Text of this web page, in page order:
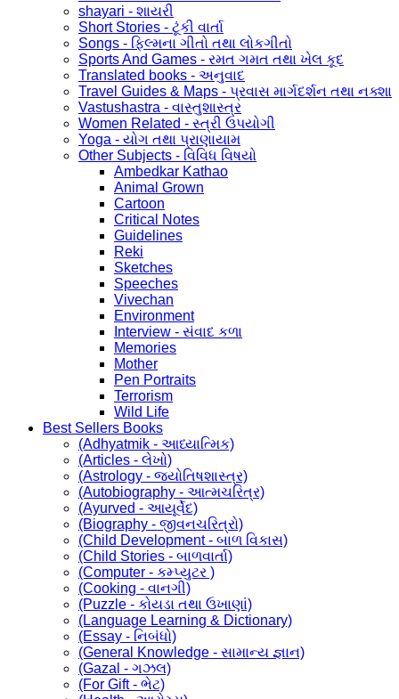
shayari - શાયરી
Short Stories - ટૂંકી વાર્તા
Songs - ફિલ્મના ગીતો તથા લોકગીતો
Sports And Games - રમત ગમત તથા ખેલ કૂદ
Translated books - અનુવાદ
Travel Guides & Maps - પ્રવાસ માર્ગદર્શન તથા નક્શા
Vastushastra - વાસ્તુશાસ્ત્ર
Women Related - સ્ત્રી ઉપયોગી
Yoga - યોગ તથા પ્રાણાયામ
Other Subjects - વિવિધ વિષયો
Ambedkar Kathao
Animal Grown
Cartoon
Critical Notes
Guidelines
Reki
Sketches
Speeches
Vivechan
Environment
Interview - સંવાદ કળા
Memories
Mother
Pen Portraits
Terrorism
Wild Life
Best Sellers Books
(Adhyatmik - આધ્યાત્મિક)
(Articles - લેખો)
(Astrology - જ્યોતિષશાસ્ત્ર)
(Autobiography - આત્મચરિત્ર)
(Ayurved - આયૂર્વેદ)
(Biography - જીવનચરિત્રો)
(Child Development - બાળ વિકાસ)
(Child Stories - બાળવાર્તા)
(Computer - કમ્પ્યુટર )
(Cooking - વાનગી)
(Puzzle - કોયડા તથા ઉખાણાં)
(Language Learning & Dictionary)
(Essay - નિબંધો)
(General Knowledge - સામાન્ય જ્ઞાન)
(Gazal - ગઝલ)
(For Gift - ભેટ)